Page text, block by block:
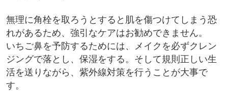
無理に角栓を取ろうとすると肌を傷つけてしまう恐
れがあるため、強引なケアはお勧めできません。
いちご鼻を予防するためには、メイクを必ずクレン
ジングで落とし、保湿をする。そして規則正しい生
活を送りながら、紫外線対策を行うことが大事で
す。